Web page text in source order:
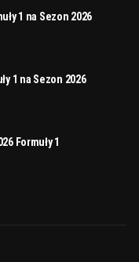
1 na Sezon 2026
1 na Sezon 2026
Formuły 1